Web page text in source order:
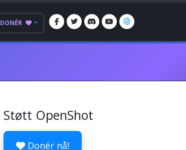
DONÉR
Støtt OpenShot
Donér nå!